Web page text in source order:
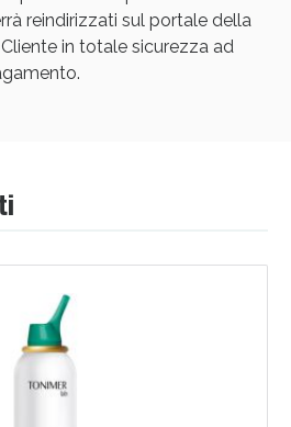
reindirizzati sul portale della
in totale sicurezza ad